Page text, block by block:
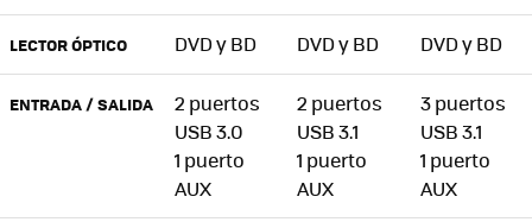
LECTOR ÓPTICO DVD y BD DVD y BD DVD y BD
ENTRADA / SALIDA
2 puertos
USB 3.0
1 puerto
AUX
2 puertos
USB 3.1
1 puerto
AUX
3 puertos
USB 3.1
1 puerto
AUX